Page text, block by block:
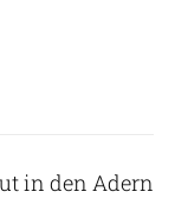
in den Adern